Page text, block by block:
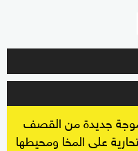
موجة جديدة من القصف
على المخا ومحيطها